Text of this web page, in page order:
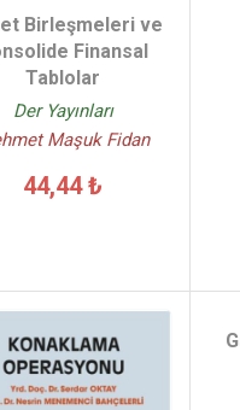
Birleşmeleri ve
Finansal
Tablolar
Der Yayınları
Maşuk Fidan
44,44 ₺